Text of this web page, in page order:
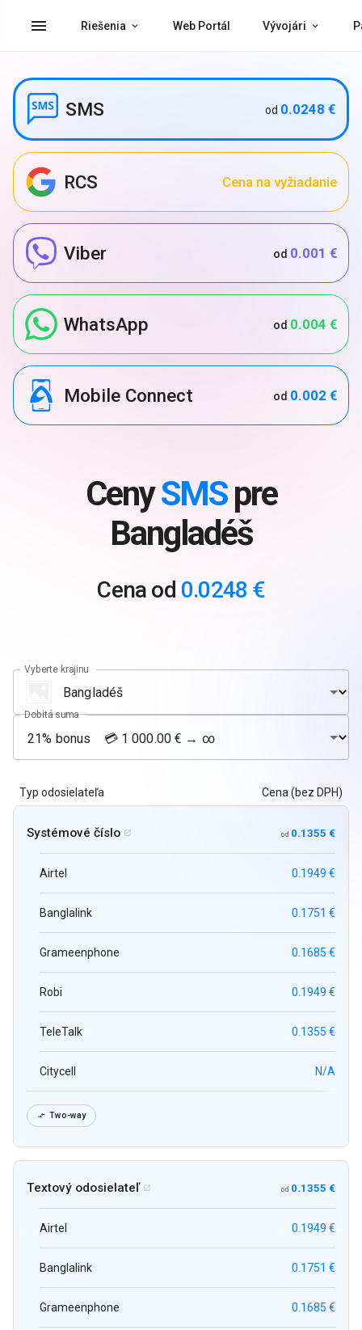
menu Riešenia Web Portál Vývojári
SMS od 0.0248 €
RCS Cena na vyžiadanie
Viber od 0.001 €
WhatsApp od 0.004 €
Mobile Connect od 0.002 €
CenySMSpre
Bangladéš
Cena od 0.0248 €
Vyberte krajinu
Dobitá suma
Typ odosielateľa Cena (bez DPH)
Systémové číslo  od 0.1355 €
Airtel 0.1949 €
Banglalink 0.1751 €
Grameenphone 0.1685 €
Robi 0.1949 €
TeleTalk 0.1355 €
Citycell N/A
 Two-way
Textový odosielateľ  od 0.1355 €
Airtel 0.1949 €
Banglalink 0.1751 €
Grameenphone 0.1685 €